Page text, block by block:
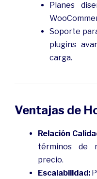
Planes
Soporte
plugins
carga.
Ventajas de
Relación
términos de
precio.
Escalabilidad: